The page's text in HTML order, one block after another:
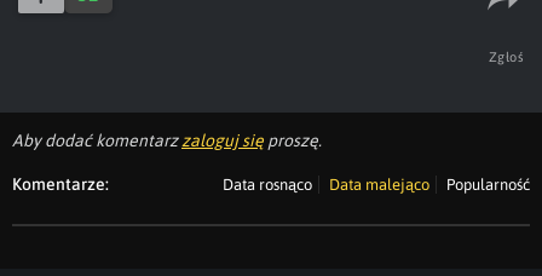
Zgłoś
Aby dodać komentarzzaloguj się proszę.
Komentarze: Data rosnąco Data malejąco Popularność